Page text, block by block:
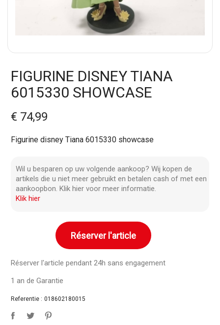
FIGURINE DISNEY TIANA
6015330 SHOWCASE
€ 74,99
Figurine disney Tiana 6015330 showcase
Wil u besparen op uw volgende aankoop? Wij kopen de
artikels die u niet meer gebruikt en betalen cash of met een
aankoopbon. Klik hier voor meer informatie.
Klik hier
Réserver l'article
Réserver l'article pendant 24h sans engagement
1 an de Garantie
Referentie : 018602180015